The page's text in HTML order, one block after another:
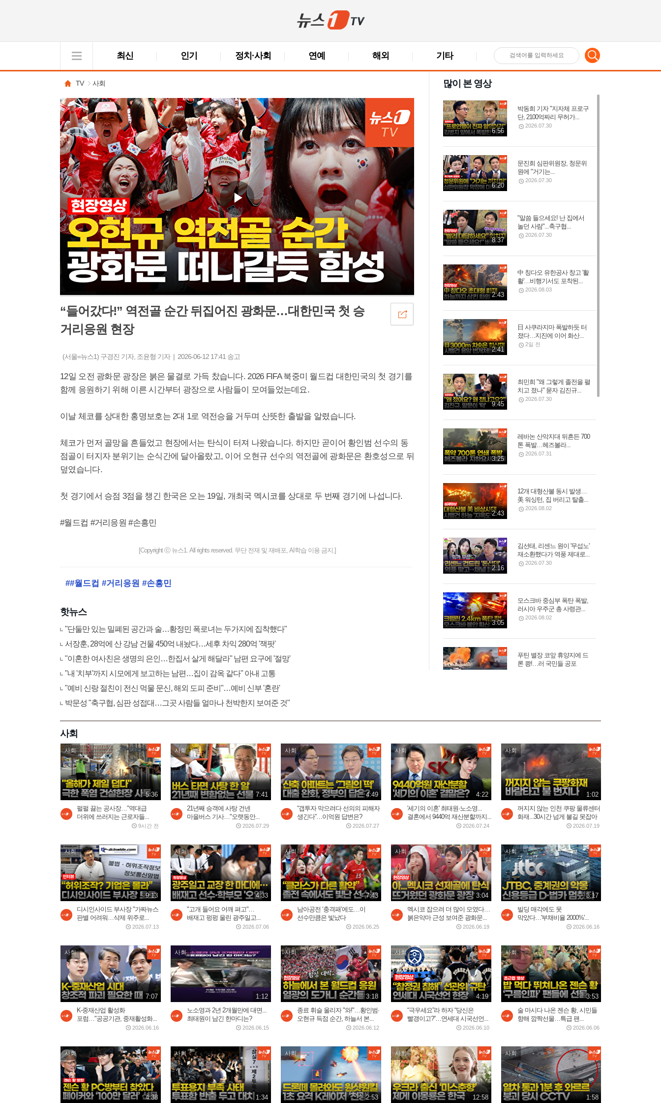
최신 인기 정치·사회 연예 해외 기타 검
어
입
력
TV 사회
“들어갔다!” 역전골 순간 뒤집어진 광화문…대한민국 첫 승
거리응원 현장
(서울=뉴스1) 구경진 기자, 조윤형 기자 | 2026-06-12 17:41 송고
12일 오전 광화문 광장은 붉은 물결로 가득 찼습니다. 2026 FIFA 북중미 월드컵 대한민국의 첫 경기를
함께 응원하기 위해 이른 시간부터 광장으로 사람들이 모여들었는데요.
이날 체코를 상대한 홍명보호는 2대 1로 역전승을 거두며 산뜻한 출발을 알렸습니다.
체코가 먼저 골망을 흔들었고 현장에서는 탄식이 터져 나왔습니다. 하지만 곧이어 황인범 선수의 동
점골이 터지자 분위기는 순식간에 달아올랐고, 이어 오현규 선수의 역전골에 광화문은 환호성으로 뒤
덮였습니다.
첫 경기에서 승점 3점을 챙긴 한국은 오는 19일, 개최국 멕시코를 상대로 두 번째 경기에 나섭니다.
#월드컵 #거리응원 #손흥민
[Copyright ⓒ 뉴스1. All rights reserved. 무단 전재 및 재배포, AI학습 이용 금지.]
##월드컵 #거리응원 #손흥민
핫뉴스
"단둘만 있는 밀폐된 공간과 술…황정민 폭로녀는 두가지에 집착했다"
서장훈, 28억에 산 강남 건물 450억 내놨다…세후 차익 280억 '잭팟'
"이혼한 여사친은 생명의 은인…한집서 살게 해달라" 남편 요구에 '절망'
"내 '치부'까지 시모에게 보고하는 남편…집이 감옥 같다" 아내 고통
"예비 신랑 절친이 전신 먹물 문신, 해외 도피 준비"…예비 신부 '혼란'
박문성 "축구협, 심판 성접대…그곳 사람들 얼마나 천박한지 보여준 것"
많이 본 영상
6:56
박동희 기자 "지자체 프로구
단, 2100억짜리 무허가...
2026.07.30
6:20
문진희 심판위원장, 청문위
원에 "거기는...
2026.07.30
8:37
"말씀 들으세요! 난 집에서
놀던 사람"...축구협...
2026.07.30
2:43
中 칭다오 유한공사 창고 '활
활'…비행기서도 포착된...
2026.08.03
2:41
日 사쿠라지마 폭발하듯 터
졌다…지진에 이어 화산...
2일 전
9:45
최민희 "왜 그렇게 졸전을 펼
치고 졌나" 묻자 김진규...
2026.07.30
3:25
레바논 산악지대 뒤흔든 700
톤 폭발…헤즈볼라...
2026.07.31
2:43
12개 대형산불 동시 발생…
美 워싱턴, 집 버리고 탈출...
2026.08.02
2:16
김선태, 리센느 원이 '무섭노'
재소환했다가 역풍 제대로...
2026.07.30
3:05
모스크바 중심부 폭탄 폭발,
러시아 우주군 총 사령관...
2026.08.02
푸틴 별장 코앞 휴양지에 드
론 쾅!…러 국민들 공포
美, 이란에 '2주 대공습' 카드
만지작…"미사일 역량...
2026.07.30
5시간 밤샘 '필버' 나경
원…"IMF에 이은 JMF...
3:34
트럼프 “이란 두들겨 팰 것”…
사우디, 이라크·후티...
2026.07.30
3:20
제니, 롤라팔루자 무슨 일...
3일 전
오세훈 당선무효 가능성에
벌써 들썩…서울시장에...
1일 전
0:52
장원영 광고
2026.08.03
쿠웨이트 미군기지 드론 공
습…"마지막 기회" 경고...
사회
사회
5:36
펄펄 끓는 공사장…"역대급
더위에 쓰러지는 근로자들...
9시간 전
사회
7:41
21년째 승객에 사탕 건넨
마을버스 기사…"오랫동안...
2026.07.29
사회
4:49
“갭투자 막으려다 선의의 피해자
생긴다”…이억원 답변은?
2026.07.27
사회
4:22
'세기의 이혼' 최태원·노소영...
결혼에서 9440억 재산분할까지...
2026.07.24
사회
1:02
꺼지지 않는 인천 쿠팡 물류센터
화재...30시간 넘게 불길 못잡아
2026.07.19
사회
9:13
디시인사이드 부사장 "가짜뉴스
판별 어려워…삭제 위주로...
2026.07.13
사회
4:33
"고개 들어요 어깨 펴고"…
배재고 펑펑 울린 광주일고...
2026.07.06
사회
7:43
남아공전 ‘충격패’에도…이
선수만큼은 빛났다
2026.06.25
사회
3:04
멕시코 잡으려 더 많이 모였다…
붉은악마 근성 보여준 광화문...
2026.06.19
사회
3:17
빌딩 매각에도 못
막았다…'부채비율 2000%'...
2026.06.16
사회
7:07
K-중재산업 활성화
포럼…"공공기관, 중재활성화...
2026.06.16
사회
1:12
노소영과 2년 2개월만에 대면...
최태원이 남긴 한마디는?
2026.06.15
사회
3:18
종료 휘슬 울리자 "와!"…황인범·
오현규 득점 순간, 하늘서 본...
2026.06.12
사회
4:19
“극우세요”라 하자 “당신은
빨갱이고?”…연세대 시국선언...
2026.06.10
사회
3:53
술 마시다 나온 젠슨 황, 시민들
향해 깜짝선물…특급 팬...
2026.06.06
사회
4:38
사회
1:34
사회
2:53
사회
12:58
사회
1:58